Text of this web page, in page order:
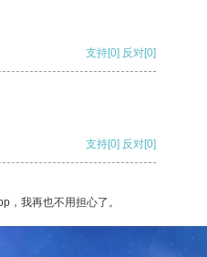
支持[0] 反对[0]
支持[0] 反对[0]
我再也不用担心了。